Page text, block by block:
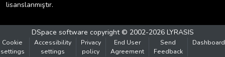
lisanslanmıştır.
DSpace software copyright © 2002-2026 LYRASIS
Cookie
settings
Accessibility
settings
Privacy
policy
End User
Agreement
Send
Feedback
Dashboard